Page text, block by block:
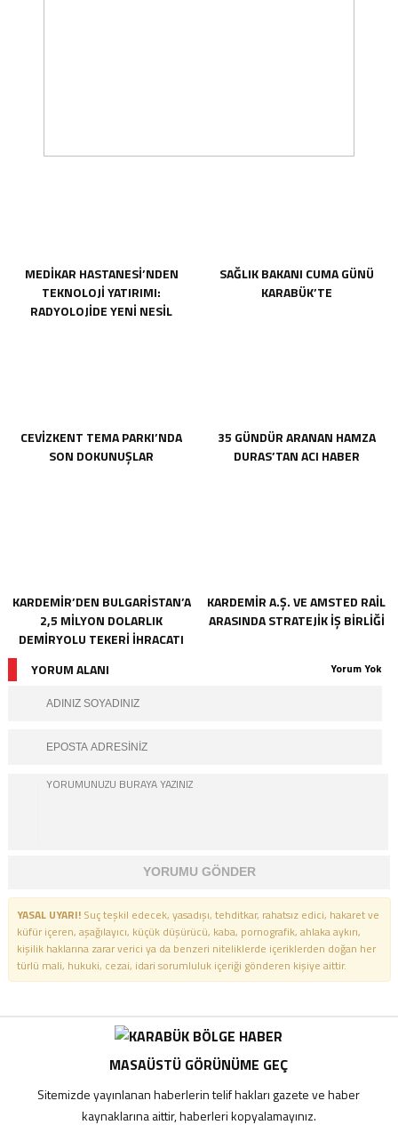
MEDİKAR HASTANESİ’NDEN
TEKNOLOJİ YATIRIMI:
RADYOLOJİDE YENİ NESİL
SAĞLIK BAKANI CUMA GÜNÜ
KARABÜK’TE
CEVİZKENT TEMA PARKI’NDA
SON DOKUNUŞLAR
35 GÜNDÜR ARANAN HAMZA
DURAS’TAN ACI HABER
KARDEMİR’DEN BULGARİSTAN’A
2,5 MİLYON DOLARLIK
DEMİRYOLU TEKERİ İHRACATI
KARDEMİR A.Ş. VE AMSTED RAİL
ARASINDA STRATEJİK İŞ BİRLİĞİ
YORUM ALANI Yorum Yok
YORUMU GÖNDER
YASAL UYARI!Suç teşkil edecek, yasadışı, tehditkar, rahatsız edici, hakaret ve
küfür içeren, aşağılayıcı, küçük düşürücü, kaba, pornografik, ahlaka aykırı,
kişilik haklarına zarar verici ya da benzeri niteliklerde içeriklerden doğan her
türlü mali, hukuki, cezai, idari sorumluluk içeriği gönderen kişiye aittir.
MASAÜSTÜ GÖRÜNÜME GEÇ
Sitemizde yayınlanan haberlerin telif hakları gazete ve haber
kaynaklarına aittir, haberleri kopyalamayınız.